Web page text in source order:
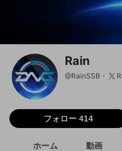
Rain
@RainSSB
フォロー 414
ホーム 動画